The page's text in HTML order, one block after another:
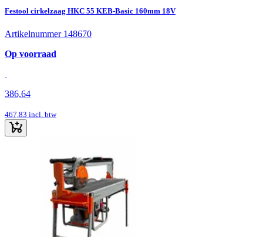
Festool cirkelzaag HKC 55 KEB-Basic 160mm 18V
Artikelnummer 148670
Op voorraad
386,64
467,83 incl. btw